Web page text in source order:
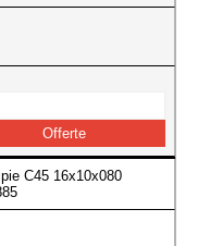
C45 16x10x080